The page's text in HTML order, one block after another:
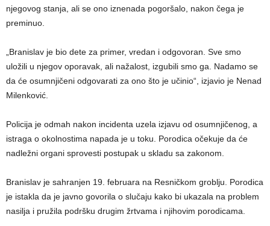
njegovog stanja, ali se ono iznenada pogoršalo, nakon čega je
preminuo.
„Branislav je bio dete za primer, vredan i odgovoran. Sve smo
uložili u njegov oporavak, ali nažalost, izgubili smo ga. Nadamo se
da će osumnjičeni odgovarati za ono što je učinio“, izjavio je Nenad
Milenković.
Policija je odmah nakon incidenta uzela izjavu od osumnjičenog, a
istraga o okolnostima napada je u toku. Porodica očekuje da će
nadležni organi sprovesti postupak u skladu sa zakonom.
Branislav je sahranjen 19. februara na Resničkom groblju. Porodica
je istakla da je javno govorila o slučaju kako bi ukazala na problem
nasilja i pružila podršku drugim žrtvama i njihovim porodicama.